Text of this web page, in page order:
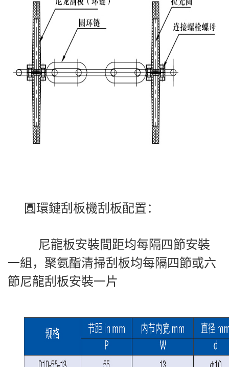
圓環鏈刮板機刮板配置：
尼龍板安裝間距均每隔四節安裝
一組，聚氨酯清掃刮板均每隔四節或六
節尼龍刮板安裝一片